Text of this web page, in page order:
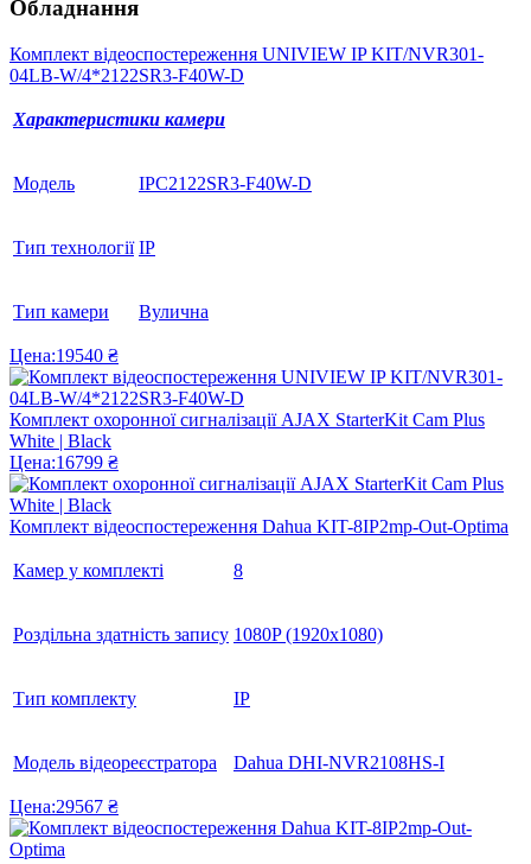
Обладнання
Комплект відеоспостереження UNIVIEW IP KIT/NVR301-
04LB-W/4*2122SR3-F40W-D
Характеристики камери
Модель IPC2122SR3-F40W-D
Тип технології IP
Тип камери Вулична
Цена:19540 ₴
Комплект охоронної сигналізації AJAX StarterKit Cam Plus
White | Black
Цена:16799 ₴
Комплект відеоспостереження Dahua KIT-8IP2mp-Out-Optima
Камер у комплекті 8
Роздільна здатність запису 1080P (1920x1080)
Тип комплекту IP
Модель відеореєстратора Dahua DHI-NVR2108HS-I
Цена:29567 ₴